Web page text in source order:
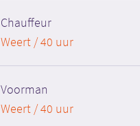
Chauffeur
Weert / 40 uur
Voorman
Weert / 40 uur